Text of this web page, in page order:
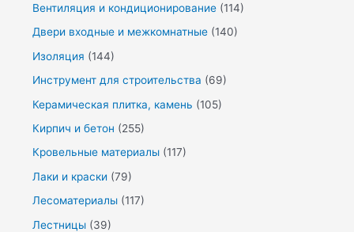
Вентиляция и кондиционирование (114)
Двери входные и межкомнатные (140)
Изоляция (144)
Инструмент для строительства (69)
Керамическая плитка, камень (105)
Кирпич и бетон (255)
Кровельные материалы (117)
Лаки и краски (79)
Лесоматериалы (117)
Лестницы (39)